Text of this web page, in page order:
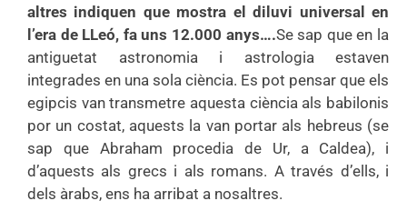
altres indiquen que mostra el diluvi universal en
l’era de LLeó, fa uns 12.000 anys….Se sap que en la
antiguetat astronomia i astrologia estaven
integrades en una sola ciència. Es pot pensar que els
egipcis van transmetre aquesta ciència als babilonis
por un costat, aquests la van portar als hebreus (se
sap que Abraham procedia de Ur, a Caldea), i
d’aquests als grecs i als romans. A través d’ells, i
dels àrabs, ens ha arribat a nosaltres.